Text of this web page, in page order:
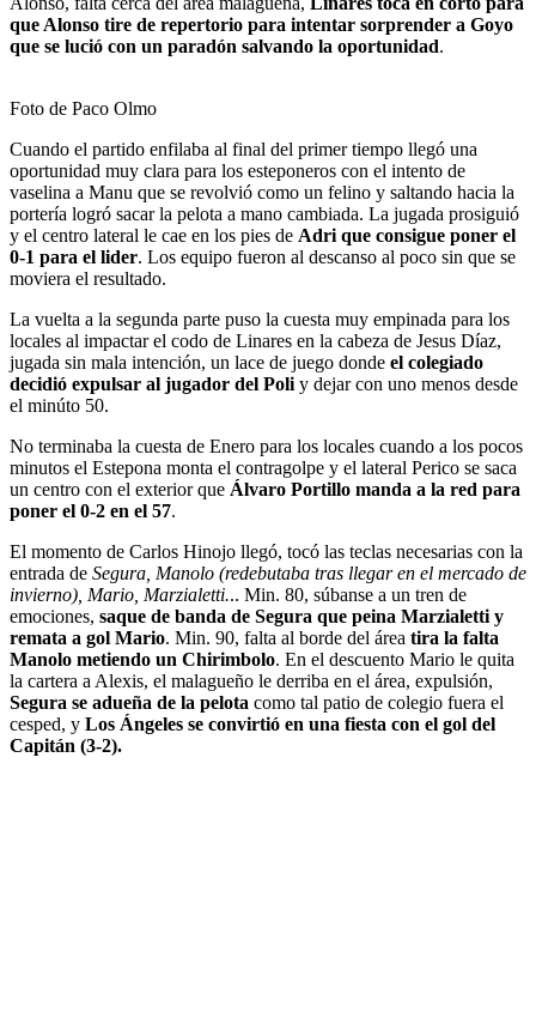
que Alonso tire de repertorio para intentar sorprender a Goyo
que se lució con un paradón salvando la oportunidad.
Foto de Paco Olmo
Cuando el partido enfilaba al final del primer tiempo llegó una
oportunidad muy clara para los esteponeros con el intento de
vaselina a Manu que se revolvió como un felino y saltando hacia la
portería logró sacar la pelota a mano cambiada. La jugada prosiguió
y el centro lateral le cae en los pies de Adri que consigue poner el
0-1 para el lider. Los equipo fueron al descanso al poco sin que se
moviera el resultado.
La vuelta a la segunda parte puso la cuesta muy empinada para los
locales al impactar el codo de Linares en la cabeza de Jesus Díaz,
jugada sin mala intención, un lace de juego donde el colegiado
decidió expulsar al jugador del Poliy dejar con uno menos desde
el minúto 50.
No terminaba la cuesta de Enero para los locales cuando a los pocos
minutos el Estepona monta el contragolpe y el lateral Perico se saca
un centro con el exterior que Álvaro Portillo manda a la red para
poner el 0-2 en el 57.
El momento de Carlos Hinojo llegó, tocó las teclas necesarias con la
entrada de Segura, Manolo (redebutaba tras llegar en el mercado de
invierno), Mario, Marzialetti... Min. 80, súbanse a un tren de
emociones, saque de banda de Segura que peina Marzialetti y
remata a gol Mario. Min. 90, falta al borde del área tira la falta
Manolo metiendo un Chirimbolo. En el descuento Mario le quita
la cartera a Alexis, el malagueño le derriba en el área, expulsión,
Segura se adueña de la pelota como tal patio de colegio fuera el
cesped, y Los Ángeles se convirtió en una fiesta con el gol del
Capitán (3-2).